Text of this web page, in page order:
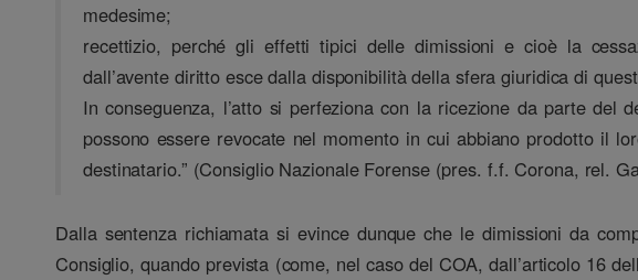
medesime;
recettizio, perché gli effetti tipici delle dimissioni e cioè la
dall’avente diritto esce dalla disponibilità della sfera giuridica di
In conseguenza, l’atto si perfeziona con la ricezione da parte
possono essere revocate nel momento in cui abbiano prodotto il
destinatario.” (Consiglio Nazionale Forense (pres. f.f. Corona, rel.
Dalla sentenza richiamata si evince dunque che le dimissioni da
Consiglio, quando prevista (come, nel caso del COA, dall’articolo 16